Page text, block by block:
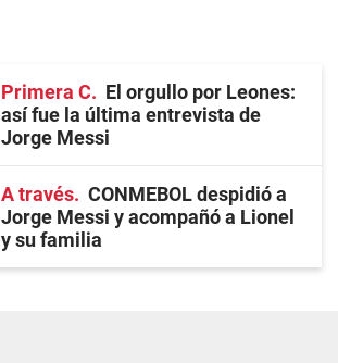
Primera C
El orgullo por Leones:
así fue la última entrevista de
Jorge Messi
A través
CONMEBOL despidió a
Jorge Messi y acompañó a Lionel
y su familia